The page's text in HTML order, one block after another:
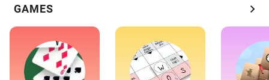
GAMES chevron_right